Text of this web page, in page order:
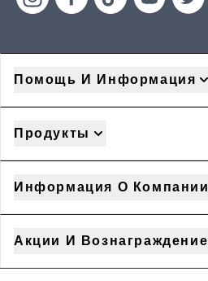
Помощь И Информация
Продукты
Информация О Компании
Акции И Вознаграждение